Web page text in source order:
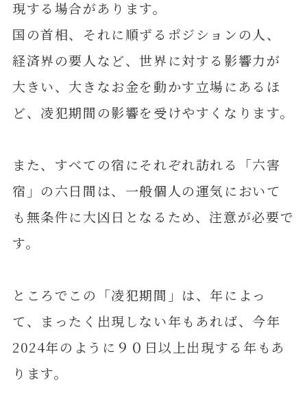
現する場合があります。
国の首相、それに順ずるポジションの人、
経済界の要人など、世界に対する影響力が
大きい、大きなお金を動かす立場にあるほ
ど、凌犯期間の影響を受けやすくなります。
また、すべての宿にそれぞれ訪れる「六害
宿」の六日間は、一般個人の運気において
も無条件に大凶日となるため、注意が必要で
す。
ところでこの「凌犯期間」は、年によっ
て、まったく出現しない年もあれば、今年
2024年のように９０日以上出現する年もあ
ります。